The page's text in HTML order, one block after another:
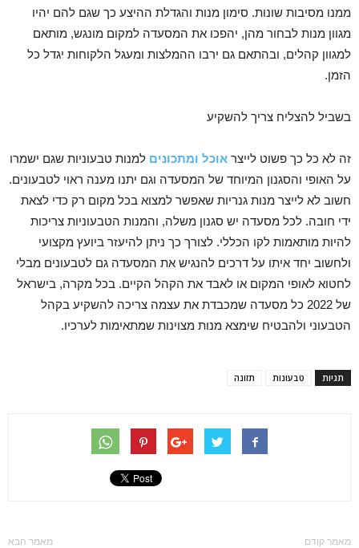
ממנו מסיבות שונות. סימון מנות והגדלת ההיצע כך שגם להם יהיו
מגוון מנות לבחור מהן, יהפכו את המסעדה למקום מונגש, מותאם
למגוון קהלים, ובהתאם גם ירבו ההמלצות ומעגל הלקוחות יגדל כל
הזמן.
בשביל להצליח צריך להשקיע
זה לא כל כך פשוט לייצר אוכל ומתכונים למנות טבעוניות שגם ישמרו
על האופי והסגנון המיוחד של המסעדה וגם יתנו מענה ראוי לטבעונים.
חשוב לא לייצר מנות גנריות שאפשר למצוא בכל מקום רק כדי לצאת
ידי חובה. לכל מסעדה יש סגנון משלה, והמנות הטבעוניות צריכות
להיות מותאמות לקו הכללי. לצורך כך ניתן להיעזר ביועץ מקצועי
ולחשוב יחד איתו על דרכים להנגיש את המסעדה גם לטבעונים מבלי
לחטוא לאופי המקום או לאבד את הקהל הקיים. בכל מקרה, בישראל
של 2022 כל מסעדה שמכבדת את עצמה צריכה להשקיע בקהל
הטבעוני ולהבטיח שימצא מנות מצוינות שמתאימות לערכיו.
תגיות טבעונות תזונה
מאמר קודם מאמר הבא